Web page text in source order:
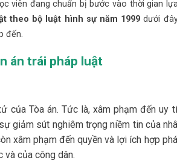
viên đang chuẩn bị bước vào thời gian
theo bộ luật hình sự năm 1999dưới
đến.
án trái pháp luật
của Tòa án. Tức là, xâm phạm đến uy
giảm sút nghiêm trọng niềm tin của
xâm phạm đến quyền và lợi ích hợp
và của công dân.